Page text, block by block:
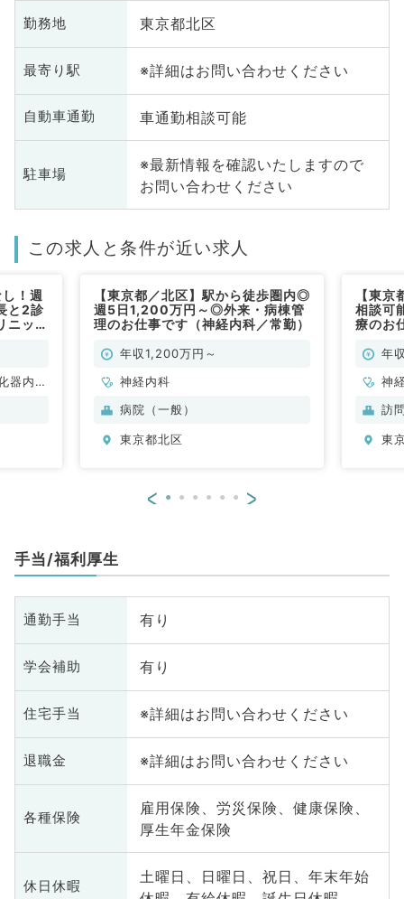
勤務地 東京都北区
最寄り駅 ※詳細はお問い合わせください
自動車通勤 車通勤相談可能
駐車場
※最新情報を確認いたしますので
お問い合わせください
この求人と条件が近い求人
！週
と2診
ニック
器内
【東京都／北区】駅から徒歩圏内◎
週5日1,200万円～◎外来・病棟管
理のお仕事です（神経内科／常勤）
年収1,200万円～
神経内科
病院（一般）
東京都北区
【東
相談可
療のお
年
神
循
科
訪
東
< >
手当/福利厚生
通勤手当 有り
学会補助 有り
住宅手当 ※詳細はお問い合わせください
退職金 ※詳細はお問い合わせください
各種保険
雇用保険、労災保険、健康保険、
厚生年金保険
休日休暇
土曜日、日曜日、祝日、年末年始